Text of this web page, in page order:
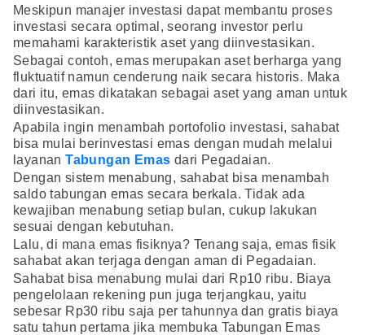
Meskipun manajer investasi dapat membantu proses
investasi secara optimal, seorang investor perlu
memahami karakteristik aset yang diinvestasikan.
Sebagai contoh, emas merupakan aset berharga yang
fluktuatif namun cenderung naik secara historis. Maka
dari itu, emas dikatakan sebagai aset yang aman untuk
diinvestasikan.
Apabila ingin menambah portofolio investasi, sahabat
bisa mulai berinvestasi emas dengan mudah melalui
layananTabungan Emas dari Pegadaian.
Dengan sistem menabung, sahabat bisa menambah
saldo tabungan emas secara berkala. Tidak ada
kewajiban menabung setiap bulan, cukup lakukan
sesuai dengan kebutuhan.
Lalu, di mana emas fisiknya? Tenang saja, emas fisik
sahabat akan terjaga dengan aman di Pegadaian.
Sahabat bisa menabung mulai dari Rp10 ribu. Biaya
pengelolaan rekening pun juga terjangkau, yaitu
sebesar Rp30 ribu saja per tahunnya dan gratis biaya
satu tahun pertama jika membuka Tabungan Emas